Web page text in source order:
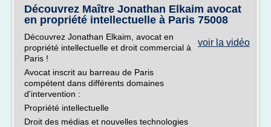
Découvrez Maître Jonathan Elkaim avocat
en propriété intellectuelle à Paris 75008
voir la vidéo
Découvrez Jonathan Elkaim, avocat en
propriété intellectuelle et droit commercial à
Paris !
Avocat inscrit au barreau de Paris
compétent dans différents domaines
d'intervention :
Propriété intellectuelle
Droit des médias et nouvelles technologies